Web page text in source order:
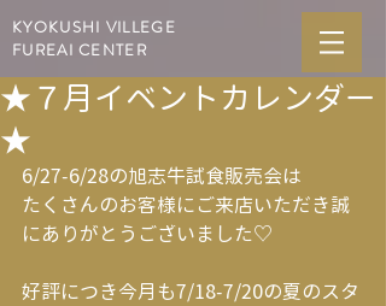
KYOKUSHI VILLEGE
FUREAI CENTER
★７月イベントカレンダー
★
6/27-6/28の旭志牛試食販売会は
たくさんのお客様にご来店いただき誠
にありがとうございました♡
好評につき今月も7/18-7/20の夏のスタ